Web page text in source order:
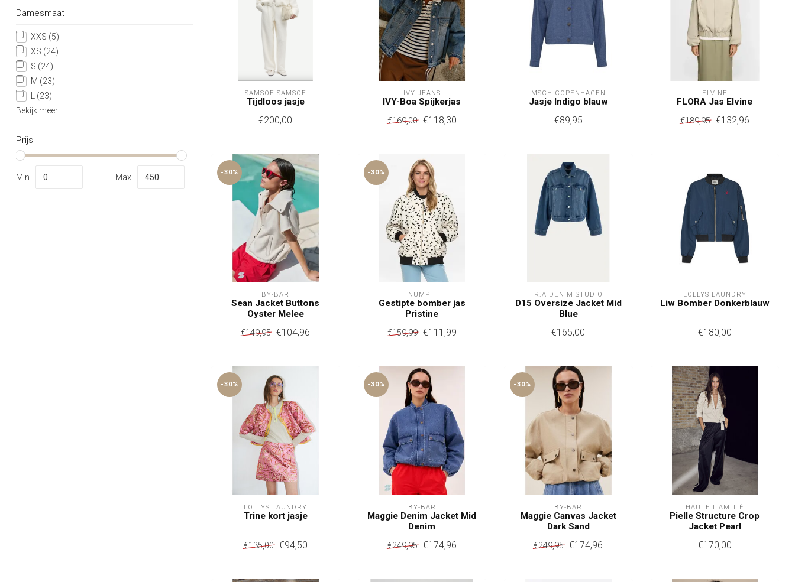
Damesmaat
XXS (5)
XS (24)
S (24)
M (23)
(23)
Bekijk meer
Prijs
Min Max
SAMSOE SAMSOE
Tijdloos jasje
€200,00
IVY JEANS
IVY-Boa Spijkerjas
€169,00 €118,30
MSCH COPENHAGEN
Jasje Indigo blauw
€89,95
ELVINE
FLORA Jas Elvine
€189,95 €132,96
-30%
BY-BAR
Sean Jacket Buttons
Oyster Melee
€149,95 €104,96
-30%
NÜMPH
Gestipte bomber jas
Pristine
€159,99 €111,99
R.A DENIM STUDIO
D15 Oversize Jacket Mid
Blue
€165,00
LOLLYS LAUNDRY
Liw Bomber Donkerblauw
€180,00
-30%
LOLLYS LAUNDRY
Trine kort jasje
€135,00 €94,50
-30%
BY-BAR
Maggie Denim Jacket Mid
Denim
€249,95 €174,96
-30%
BY-BAR
Maggie Canvas Jacket
Dark Sand
€249,95 €174,96
HAUTE L'AMITIÉ
Pielle Structure Crop
Jacket Pearl
€170,00